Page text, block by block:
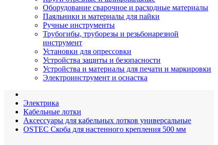
Оборудование сварочное и расходные материалы
Паяльники и материалы для пайки
Ручные инструменты
Трубогибы, труборезы и резьбонарезной
инструмент
Установки для опрессовки
Устройства защиты и безопасности
Устройства и материалы для печати и маркировки
Электроинструмент и оснастка
Электрика
Кабельные лотки
Аксессуары для кабельных лотков универсальные
OSTEC Скоба для настенного крепления 500 мм